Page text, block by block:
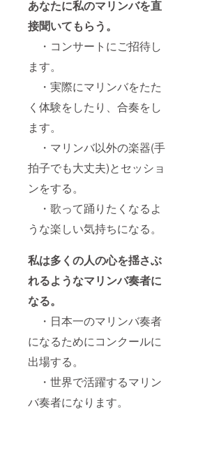
あなたに私のマリンバを直
接聞いてもらう。
・コンサートにご招待し
ます。
・実際にマリンバをたた
く体験をしたり、合奏をし
ます。
・マリンバ以外の楽器(手
拍子でも大丈夫)とセッショ
ンをする。
・歌って踊りたくなるよ
うな楽しい気持ちになる。
私は多くの人の心を揺さぶ
れるようなマリンバ奏者に
なる。
・日本一のマリンバ奏者
になるためにコンクールに
出場する。
・世界で活躍するマリン
バ奏者になります。